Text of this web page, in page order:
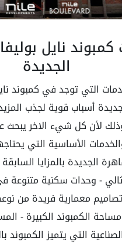
نايل
الجديدة
التي توجد في كمبوند
أسباب قوية لجذب
لأن كل شيء الاخر
الأساسية التي
الجديدة بالمزايا
- وحدات سكنية متنوعة
معمارية فريدة من
الكمبوند الكبيرة -
التي يتميز الكمبوند